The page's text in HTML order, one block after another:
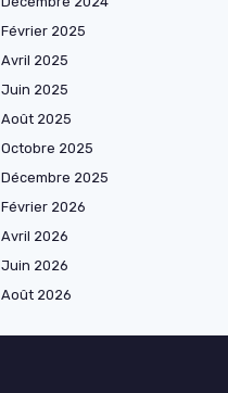
Février 2025
Avril 2025
Juin 2025
Août 2025
Octobre 2025
Décembre 2025
Février 2026
Avril 2026
Juin 2026
Août 2026